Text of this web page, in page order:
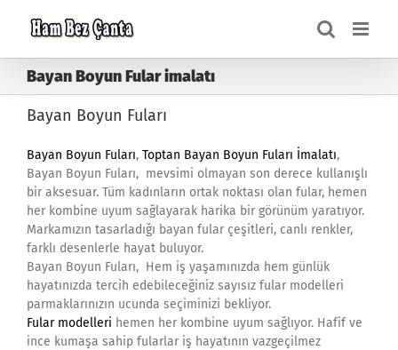
Bayan Boyun Fular imalatı
Bayan Boyun Fuları
Bayan Boyun Fuları, Toptan Bayan Boyun Fuları İmalatı,
Bayan Boyun Fuları, mevsimi olmayan son derece kullanışlı
bir aksesuar. Tüm kadınların ortak noktası olan fular, hemen
her kombine uyum sağlayarak harika bir görünüm yaratıyor.
Markamızın tasarladığı bayan fular çeşitleri, canlı renkler,
farklı desenlerle hayat buluyor.
Bayan Boyun Fuları, Hem iş yaşamınızda hem günlük
hayatınızda tercih edebileceğiniz sayısız fular modelleri
parmaklarınızın ucunda seçiminizi bekliyor.
Fular modelleri hemen her kombine uyum sağlıyor. Hafif ve
ince kumaşa sahip fularlar iş hayatının vazgeçilmez